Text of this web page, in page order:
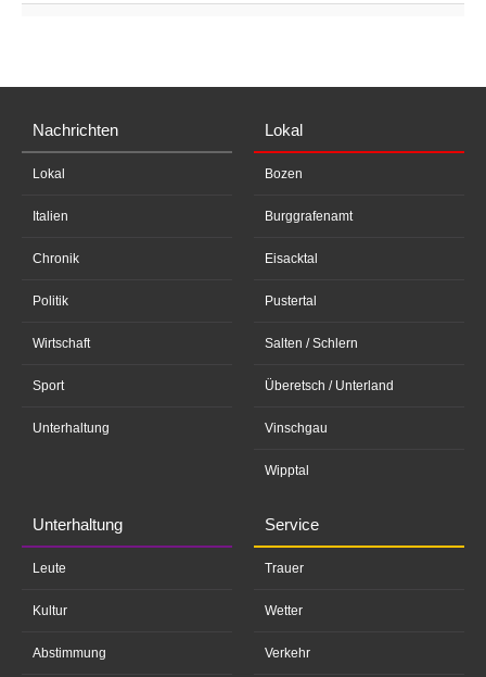
Nachrichten
Lokal
Italien
Chronik
Politik
Wirtschaft
Sport
Unterhaltung
Lokal
Bozen
Burggrafenamt
Eisacktal
Pustertal
Salten / Schlern
Überetsch / Unterland
Vinschgau
Wipptal
Unterhaltung
Leute
Kultur
Abstimmung
Service
Trauer
Wetter
Verkehr